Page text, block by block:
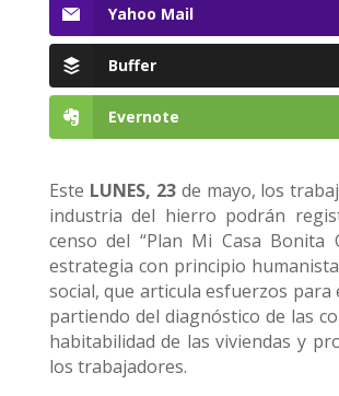
Yahoo Mail
Buffer
Evernote
Este LUNES, 23de mayo, los
industria del hierro podrán
censo del “Plan Mi Casa Bonita
estrategia con principio
social, que articula esfuerzos para
partiendo del diagnóstico de las
habitabilidad de las viviendas y
los trabajadores.